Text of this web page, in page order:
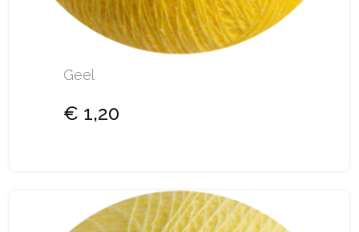
Geel
€ 1,20